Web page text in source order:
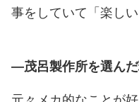
事をしていて「楽しい
―茂呂製作所を選ん